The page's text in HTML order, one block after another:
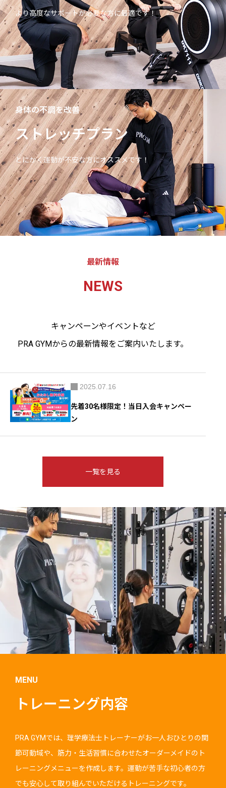
より高度なサポートが必要な方に最適です！
身体の不調を改善
ストレッチプラン
とにかく運動が不安な方にオススメです！
最新情報
NEWS
キャンペーンやイベントなど
PRA GYMからの最新情報をご案内いたします。
2025.07.16
先着30名様限定！当日入会キャンペー
ン
一覧を見る
MENU
トレーニング内容
PRA GYMでは、理学療法士トレーナーがお一人おひとりの関
節可動域や、筋力・生活習慣に合わせたオーダーメイドのト
レーニングメニューを作成します。運動が苦手な初心者の方
でも安心して取り組んでいただけるトレーニングです。